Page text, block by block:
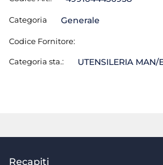
Categoria Generale
Codice Fornitore:
Categoria sta.: UTENSILERIA MAN/
Recapiti